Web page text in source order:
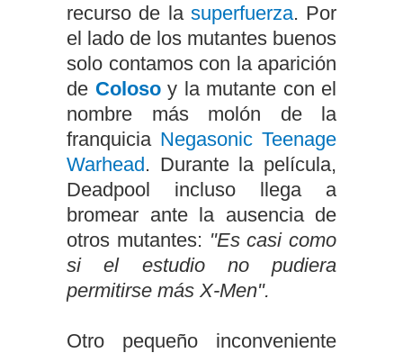
recurso de la superfuerza. Por
el lado de los mutantes buenos
solo contamos con la aparición
de Colosoy la mutante con el
nombre más molón de la
franquicia Negasonic Teenage
Warhead. Durante la película,
Deadpool incluso llega a
bromear ante la ausencia de
otros mutantes: "Es casi como
si el estudio no pudiera
permitirse más X-Men".
Otro pequeño inconveniente